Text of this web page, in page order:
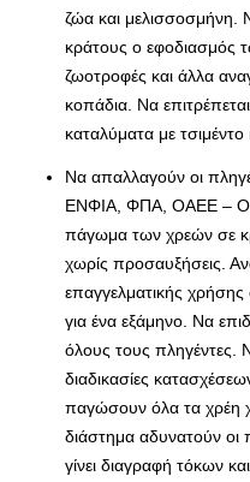
ζώα και μελισσοσμήνη.
κράτους ο εφοδιασμός
ζωοτροφές και άλλα
κοπάδια. Να
καταλύματα με τσιμέντο
Να απαλλαγούν οι
ΕΝΦΙΑ, ΦΠΑ, ΟΑΕΕ –
πάγωμα των χρεών σε
χωρίς προσαυξήσεις.
επαγγελματικής χρήσης
για ένα εξάμηνο. Να
όλους τους πληγέντες.
διαδικασίες
παγώσουν όλα τα χρέη
διάστημα αδυνατούν
γίνει διαγραφή τόκων